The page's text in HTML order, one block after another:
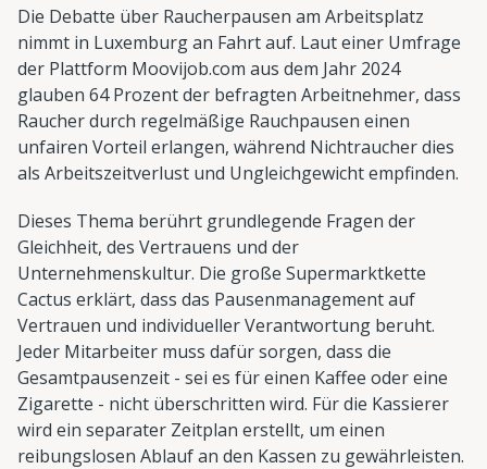
Die Debatte über Raucherpausen am Arbeitsplatz
nimmt in Luxemburg an Fahrt auf. Laut einer Umfrage
der Plattform Moovijob.com aus dem Jahr 2024
glauben 64 Prozent der befragten Arbeitnehmer, dass
Raucher durch regelmäßige Rauchpausen einen
unfairen Vorteil erlangen, während Nichtraucher dies
als Arbeitszeitverlust und Ungleichgewicht empfinden.
Dieses Thema berührt grundlegende Fragen der
Gleichheit, des Vertrauens und der
Unternehmenskultur. Die große Supermarktkette
Cactus erklärt, dass das Pausenmanagement auf
Vertrauen und individueller Verantwortung beruht.
Jeder Mitarbeiter muss dafür sorgen, dass die
Gesamtpausenzeit - sei es für einen Kaffee oder eine
Zigarette - nicht überschritten wird. Für die Kassierer
wird ein separater Zeitplan erstellt, um einen
reibungslosen Ablauf an den Kassen zu gewährleisten.